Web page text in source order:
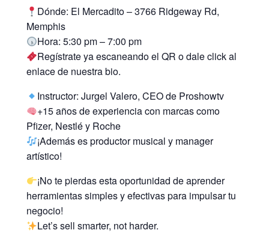
Dónde: El Mercadito – 3766 Ridgeway Rd,
Memphis
Hora: 5:30 pm – 7:00 pm
Regístrate ya escaneando el QR o dale click al
enlace de nuestra bio.
Instructor: Jurgel Valero, CEO de Proshowtv
+15 años de experiencia con marcas como
Pfizer, Nestlé y Roche
¡Además es productor musical y manager
artístico!
¡No te pierdas esta oportunidad de aprender
herramientas simples y efectivas para impulsar tu
negocio!
Let’s sell smarter, not harder.